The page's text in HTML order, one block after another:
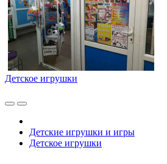
Детское игрушки
Детские игрушки и игры
Детское игрушки